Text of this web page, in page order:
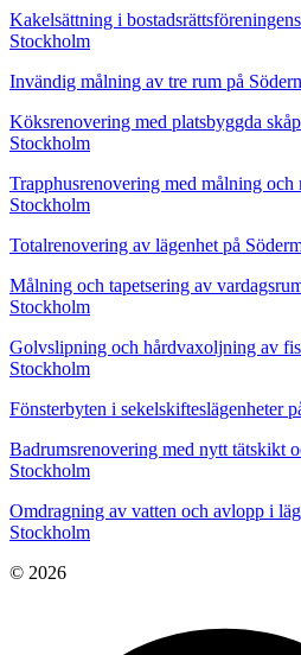
Kakelsättning i
Stockholm
Invändig målning av tre rum på
Köksrenovering med platsbyggda
Stockholm
Trapphusrenovering med målning
Stockholm
Totalrenovering av lägenhet på
Målning och tapetsering av
Stockholm
Golvslipning och hårdvaxoljning av
Stockholm
Fönsterbyten i sekelskifteslägenheter
Badrumsrenovering med nytt tätskikt
Stockholm
Omdragning av vatten och avlopp i
Stockholm
© 2026